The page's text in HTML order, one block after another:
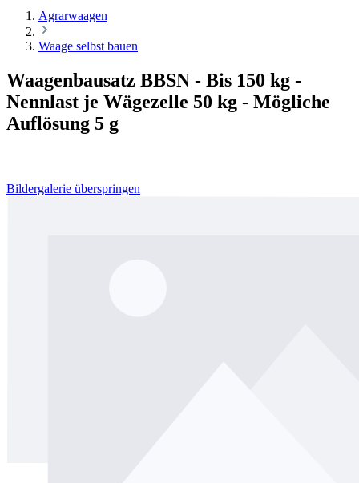
Agrarwaagen
Waage selbst bauen
Waagenbausatz BBSN - Bis 150 kg -
Nennlast je Wägezelle 50 kg - Mögliche
Auflösung 5 g
Bildergalerie überspringen